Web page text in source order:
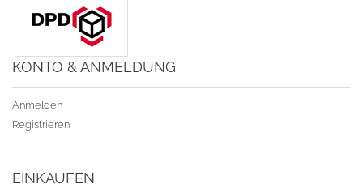
KONTO & ANMELDUNG
Anmelden
Registrieren
EINKAUFEN